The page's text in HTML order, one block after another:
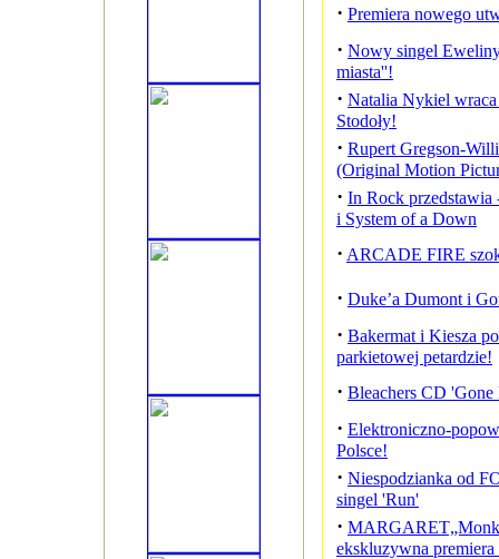
· Premiera nowego
· Nowy singel
miasta''!
· Natalia Nykiel wraca
Stodoły!
· Rupert Gregson-
(Original Motion
· In Rock
i System of a Down
· ARCADE FIRE
· Duke’a Dumont i
· Bakermat i Kiesza
parkietowej petardzie!
· Bleachers CD
· Elektroniczno-
Polsce!
· Niespodzianka od
singel 'Run'
·
ekskluzywna